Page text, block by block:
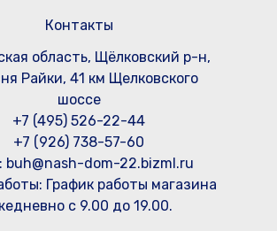
Контакты
область, Щёлковский р-н,
Райки, 41 км Щелковского
шоссе
+7 (495) 526-22-44
+7 (926) 738-57-60
buh@nash-dom-22.bizml.ru
График работы магазина
с 9.00 до 19.00.